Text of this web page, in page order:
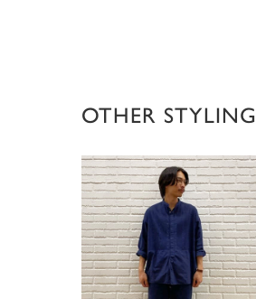
OTHER STYLING